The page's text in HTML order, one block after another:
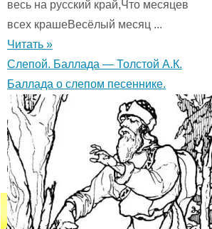
Сборник
стихов
—
Хармс
Д.И.
Стихи
для
детей.
(2)"
весь на русский край,Что месяцев
всех крашеВесёлый месяц ...
Читать »
Слепой. Баллада — Толстой А.К.
Баллада о слепом песеннике.